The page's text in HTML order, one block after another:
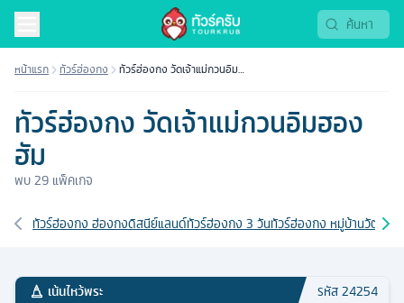
หน้าแรก ทัวร์ฮ่องกง
ทัวร์ฮ่องกง วัดเจ้าแม่กวนอิมฮ
ทัวร์ฮ่องกง วัดเจ้าแม่กวนอิมฮอง
ฮัม
พบ29 แพ็คเกจ
เส้นทางที่เกี่ยวข้อง
ทัวร์ฮ่องกง ฮ่องกงดิสนีย์แลนด์ทัวร์ฮ่องกง 3 วันทัวร์ฮ่องกง หมู่บ้านวัฒนธ
เน้นไหว้พระ รหัส24254